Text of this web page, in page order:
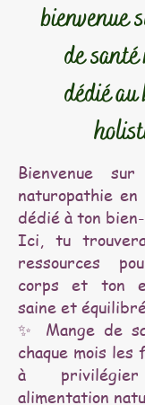
bienvenue
de
dédié
Bienvenue
naturopathie en
dédié à ton
Ici, tu
ressources
corps et ton
saine et
✨ Mange de
chaque mois
à
alimentation